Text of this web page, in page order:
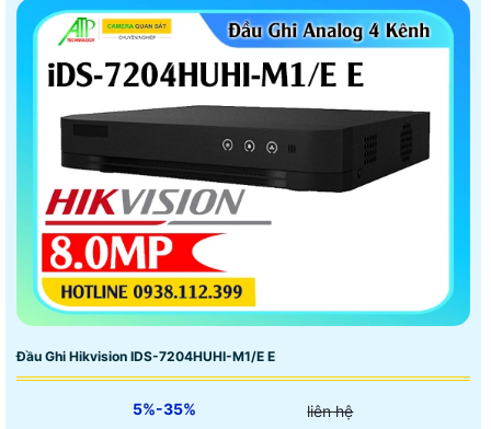
Đầu Ghi Hikvision IDS-7204HUHI-M1/E E
5%-35% liên hệ